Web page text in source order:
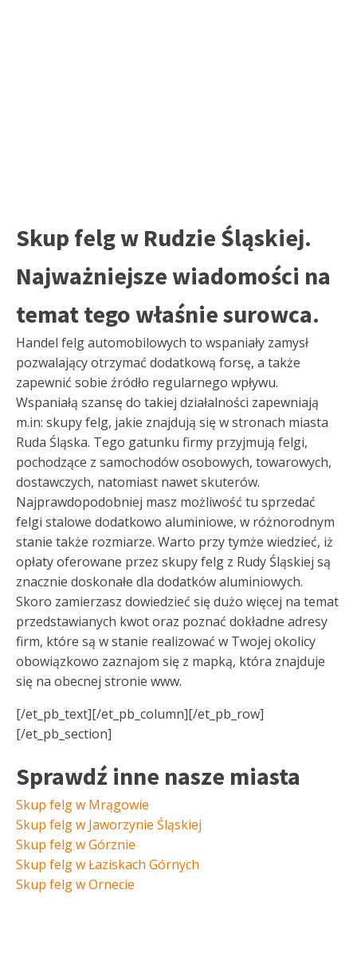
Skup felg w Rudzie Śląskiej.
Najważniejsze wiadomości na
temat tego właśnie surowca.
Handel felg automobilowych to wspaniały zamysł
pozwalający otrzymać dodatkową forsę, a także
zapewnić sobie źródło regularnego wpływu.
Wspaniałą szansę do takiej działalności zapewniają
m.in: skupy felg, jakie znajdują się w stronach miasta
Ruda Śląska. Tego gatunku firmy przyjmują felgi,
pochodzące z samochodów osobowych, towarowych,
dostawczych, natomiast nawet skuterów.
Najprawdopodobniej masz możliwość tu sprzedać
felgi stalowe dodatkowo aluminiowe, w różnorodnym
stanie także rozmiarze. Warto przy tymże wiedzieć, iż
opłaty oferowane przez skupy felg z Rudy Śląskiej są
znacznie doskonałe dla dodatków aluminiowych.
Skoro zamierzasz dowiedzieć się dużo więcej na temat
przedstawianych kwot oraz poznać dokładne adresy
firm, które są w stanie realizować w Twojej okolicy
obowiązkowo zaznajom się z mapką, która znajduje
się na obecnej stronie www.
[/et_pb_text][/et_pb_column][/et_pb_row]
[/et_pb_section]
Sprawdź inne nasze miasta
Skup felg w Mrągowie
Skup felg w Jaworzynie Śląskiej
Skup felg w Górznie
Skup felg w Łaziskach Górnych
Skup felg w Ornecie